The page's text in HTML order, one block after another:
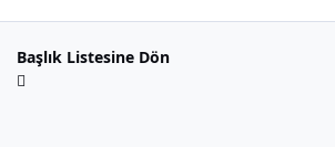
Başlık Listesine Dön